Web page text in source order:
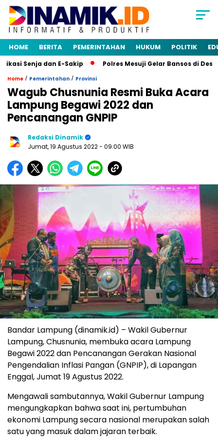
HOME BERITA PEMERINTAHAN HUKUM POLITIK
Senja dan E-Sakip Polres Mesuji Gelar Bansos di Desa
Home / Pemerintahan / Provinsi
Wagub Chusnunia Resmi Buka Acara
Lampung Begawi 2022 dan
Pencanangan GNPIP
Redaksi Dinamik
Jumat, 19 Agustus 2022- 09:00 WIB
Bandar Lampung (dinamik.id) – Wakil Gubernur
Lampung, Chusnunia, membuka acara Lampung
Begawi 2022 dan Pencanangan Gerakan Nasional
Pengendalian Inflasi Pangan (GNPIP), di Lapangan
Enggal, Jumat 19 Agustus 2022.
Mengawali sambutannya, Wakil Gubernur Lampung
mengungkapkan bahwa saat ini, pertumbuhan
ekonomi Lampung secara nasional merupakan salah
satu yang masuk dalam jajaran terbaik.